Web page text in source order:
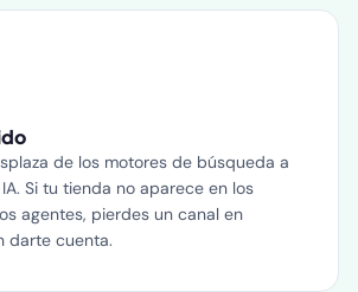
de los motores de búsqueda a
Si tu tienda no aparece en los
agentes, pierdes un canal en
darte cuenta.